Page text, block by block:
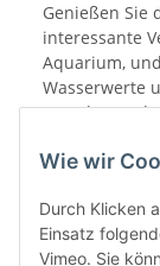
Genießen Sie
interessante
Aquarium,
Wasserwerte
gerecht
Wie wir
Durch Klicken
Einsatz
Vimeo. Sie